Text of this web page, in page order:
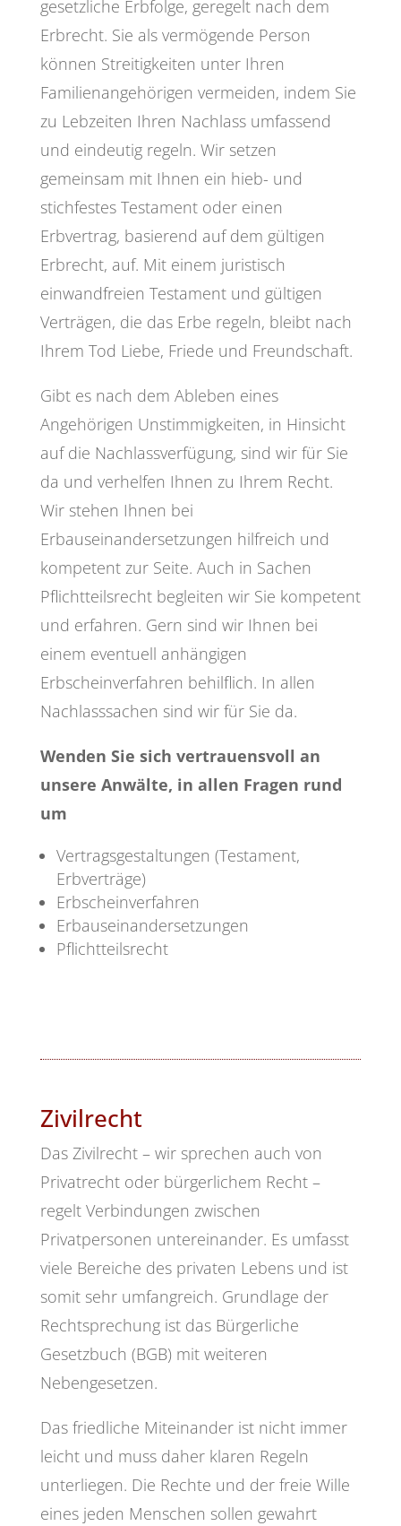
gesetzliche Erbfolge, geregelt nach dem
Erbrecht. Sie als vermögende Person
können Streitigkeiten unter Ihren
Familienangehörigen vermeiden, indem Sie
zu Lebzeiten Ihren Nachlass umfassend
und eindeutig regeln. Wir setzen
gemeinsam mit Ihnen ein hieb- und
stichfestes Testament oder einen
Erbvertrag, basierend auf dem gültigen
Erbrecht, auf. Mit einem juristisch
einwandfreien Testament und gültigen
Verträgen, die das Erbe regeln, bleibt nach
Ihrem Tod Liebe, Friede und Freundschaft.
Gibt es nach dem Ableben eines
Angehörigen Unstimmigkeiten, in Hinsicht
auf die Nachlassverfügung, sind wir für Sie
da und verhelfen Ihnen zu Ihrem Recht.
Wir stehen Ihnen bei
Erbauseinandersetzungen hilfreich und
kompetent zur Seite. Auch in Sachen
Pflichtteilsrecht begleiten wir Sie kompetent
und erfahren. Gern sind wir Ihnen bei
einem eventuell anhängigen
Erbscheinverfahren behilflich. In allen
Nachlasssachen sind wir für Sie da.
Wenden Sie sich vertrauensvoll an
unsere Anwälte, in allen Fragen rund
um
Vertragsgestaltungen (Testament,
Erbverträge)
Erbscheinverfahren
Erbauseinandersetzungen
Pflichtteilsrecht
Zivilrecht
Das Zivilrecht – wir sprechen auch von
Privatrecht oder bürgerlichem Recht –
regelt Verbindungen zwischen
Privatpersonen untereinander. Es umfasst
viele Bereiche des privaten Lebens und ist
somit sehr umfangreich. Grundlage der
Rechtsprechung ist das Bürgerliche
Gesetzbuch (BGB) mit weiteren
Nebengesetzen.
Das friedliche Miteinander ist nicht immer
leicht und muss daher klaren Regeln
unterliegen. Die Rechte und der freie Wille
eines jeden Menschen sollen gewahrt